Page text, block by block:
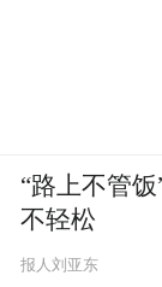
“路上不管
不轻松
报人刘亚东